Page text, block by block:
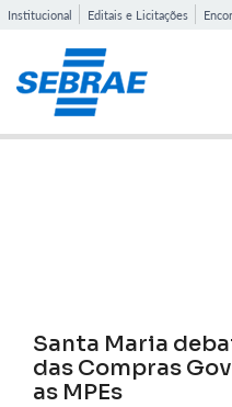
Institucional Editais e Licitações
Santa Maria
das Compras
as MPEs